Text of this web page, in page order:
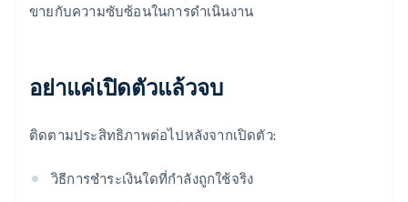
ขายกับความซับซ้อนในการดำเนินงาน
อย่าแค่เปิดตัวแล้วจบ
ติดตามประสิทธิภาพต่อไปหลังจากเปิดตัว:
วิธีการชําระเงินใดที่กําลังถูกใช้จริง